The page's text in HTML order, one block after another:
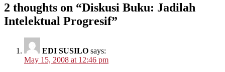
2 thoughts on “Diskusi Buku: Jadilah
Intelektual Progresif”
EDI SUSILO says:
May 15, 2008 at 12:46 pm